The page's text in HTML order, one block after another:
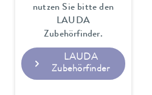
nutzen Sie bitte den
LAUDA
Zubehörfinder.
LAUDA
Zubehörfinder